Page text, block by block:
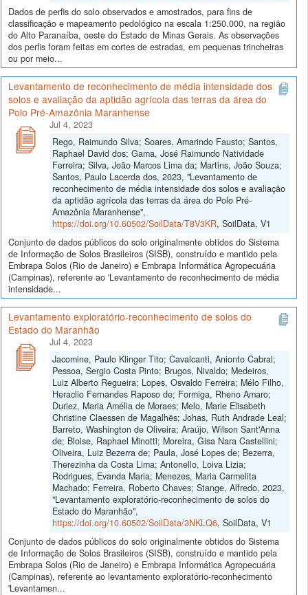
Dados de perfis do solo observados e amostrados, para fins de
classificação e mapeamento pedológico na escala 1:250.000, na região
do Alto Paranaíba, oeste do Estado de Minas Gerais. As observações
dos perfis foram feitas em cortes de estradas, em pequenas trincheiras
ou por meio...
Levantamento de reconhecimento de média intensidade dos
solos e avaliação da aptidão agrícola das terras da área do
Polo Pré-Amazônia Maranhense
Jul 4, 2023
Rego, Raimundo Silva; Soares, Amarindo Fausto; Santos,
Raphael David dos; Gama, José Raimundo Natividade
Ferreira; Silva, João Marcos Lima da; Martins, João Souza;
Santos, Paulo Lacerda dos, 2023, "Levantamento de
reconhecimento de média intensidade dos solos e avaliação
da aptidão agrícola das terras da área do Polo Pré-
Amazônia Maranhense",
https://doi.org/10.60502/SoilData/T8V3KR, SoilData, V1
Conjunto de dados públicos do solo originalmente obtidos do Sistema
de Informação de Solos Brasileiros (SISB), construído e mantido pela
Embrapa Solos (Rio de Janeiro) e Embrapa Informática Agropecuária
(Campinas), referente ao 'Levantamento de reconhecimento de média
intensidade...
Levantamento exploratório-reconhecimento de solos do
Estado do Maranhão
Jul 4, 2023
Jacomine, Paulo Klinger Tito; Cavalcanti, Anionto Cabral;
Pessoa, Sergio Costa Pinto; Brugos, Nivaldo; Medeiros,
Luiz Alberto Regueira; Lopes, Osvaldo Ferreira; Mélo Filho,
Heraclio Fernandes Raposo de; Formiga, Rheno Amaro;
Duriez, Maria Amélia de Moraes; Melo, Marie Elisabeth
Christine Claessen de Magalhẽs; Johas, Ruth Andrade Leal;
Barreto, Washington de Oliveira; Araújo, Wilson Sant'Anna
de; Bloise, Raphael Minotti; Moreira, Gisa Nara Castellini;
Oliveira, Luiz Bezerra de; Paula, José Lopes de; Bezerra,
Therezinha da Costa Lima; Antonello, Loiva Lizia;
Rodrigues, Evanda Maria; Menezes, Maria Carmelita
Machado; Ferreira, Roberto Chaves; Stange, Alfredo, 2023,
"Levantamento exploratório-reconhecimento de solos do
Estado do Maranhão",
https://doi.org/10.60502/SoilData/3NKLQ6, SoilData, V1
Conjunto de dados públicos do solo originalmente obtidos do Sistema
de Informação de Solos Brasileiros (SISB), construído e mantido pela
Embrapa Solos (Rio de Janeiro) e Embrapa Informática Agropecuária
(Campinas), referente ao levantamento exploratório-reconhecimento
'Levantamen...